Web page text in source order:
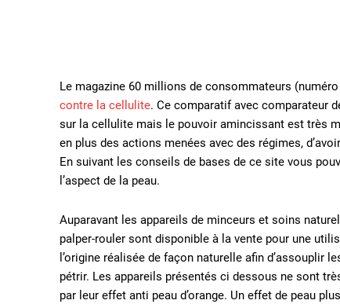
Le magazine 60 millions de consommateurs
contre la cellulite. Ce comparatif avec comparateur
sur la cellulite mais le pouvoir amincissant est très
en plus des actions menées avec des régimes,
En suivant les conseils de bases de ce site vous
l’aspect de la peau.
Auparavant les appareils de minceurs et soins
palper-rouler sont disponible à la vente pour une
l’origine réalisée de façon naturelle afin
pétrir. Les appareils présentés ci dessous ne sont
par leur effet anti peau d’orange. Un effet de peau